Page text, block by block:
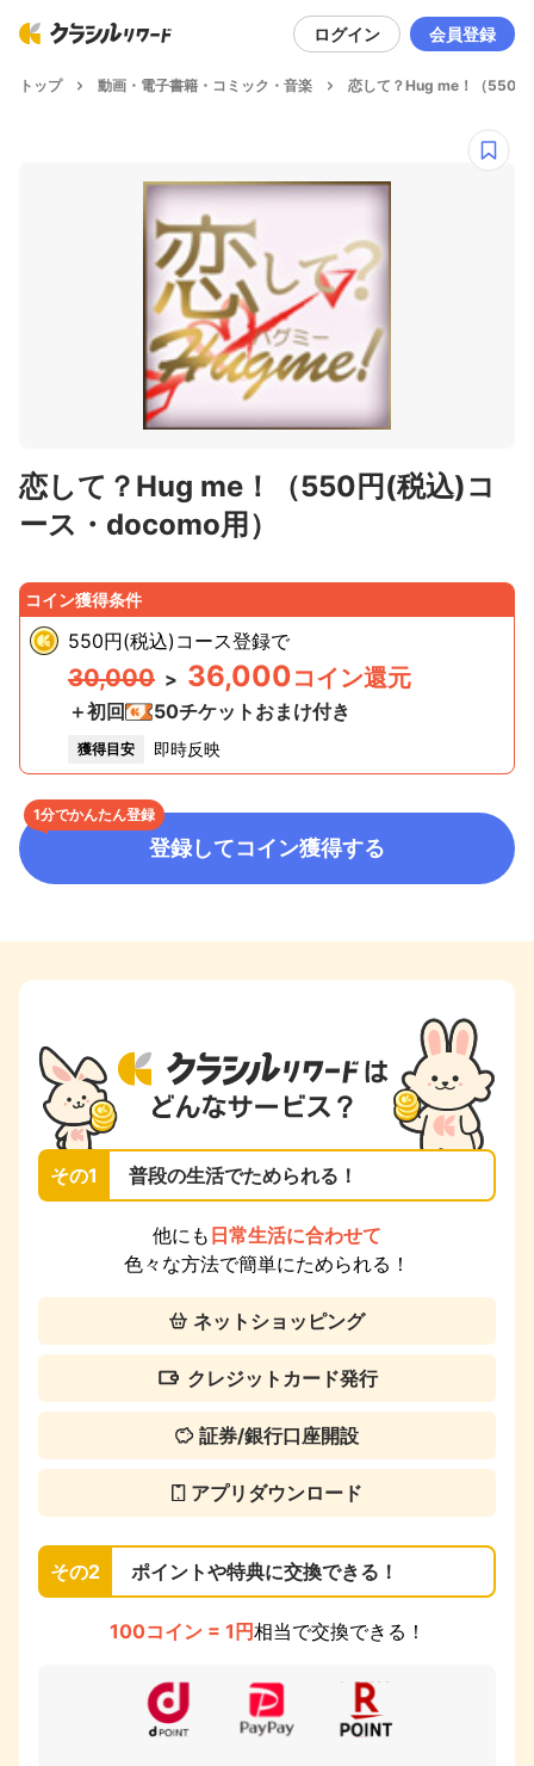
ログイン 会員登録
トップ 動画・電子書籍・コミック・音楽 恋して？Hug me！（550
恋して？Hug me！（550円(税込)コ
ース・docomo用）
コイン獲得条件
550円(税込)コース登録で
30,000 > 36,000コイン還元
＋初回 50チケットおまけ付き
獲得目安 即時反映
1分でかんたん登録
登録してコイン獲得する
その1 普段の生活でためられる！
他にも 日常生活に合わせて
色々な方法で簡単にためられる！
ネットショッピング
クレジットカード発行
証券/銀行口座開設
アプリダウンロード
その2 ポイントや特典に交換できる！
100コイン = 1円相当で交換できる！